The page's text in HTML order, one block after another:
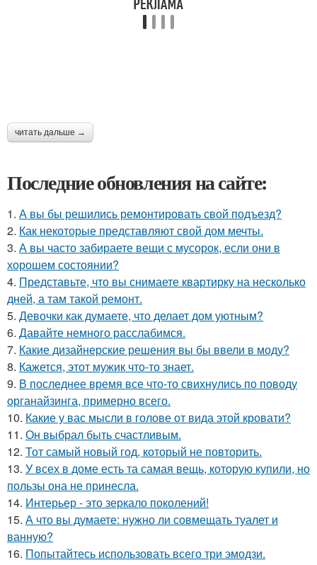
читать дальше →
Последние обновления на сайте:
1. А вы бы решились ремонтировать свой подъезд?
2. Как некоторые представляют свой дом мечты.
3. А вы часто забираете вещи с мусорок, если они в
хорошем состоянии?
4. Представьте, что вы снимаете квартирку на несколько
дней, а там такой ремонт.
5. Девочки как думаете, что делает дом уютным?
6. Давайте немного расслабимся.
7. Какие дизайнерские решения вы бы ввели в моду?
8. Кажется, этот мужик что-то знает.
9. В последнее время все что-то свихнулись по поводу
органайзинга, примерно всего.
10. Какие у вас мысли в голове от вида этой кровати?
11. Он выбрал быть счастливым.
12. Тот самый новый год, который не повторить.
13. У всех в доме есть та самая вещь, которую купили, но
пользы она не принесла.
14. Интерьер - это зеркало поколений!
15. А что вы думаете: нужно ли совмещать туалет и
ванную?
16. Попытайтесь использовать всего три эмодзи.